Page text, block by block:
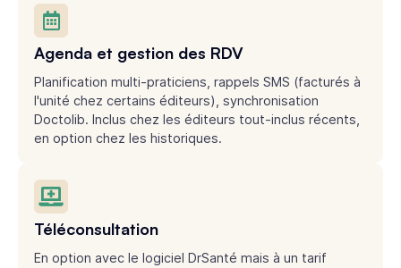
Agenda et gestion des RDV
Planification multi-praticiens, rappels SMS (facturés à
l'unité chez certains éditeurs), synchronisation
Doctolib. Inclus chez les éditeurs tout-inclus récents,
en option chez les historiques.
Téléconsultation
En option avec le logiciel DrSanté mais à un tarif